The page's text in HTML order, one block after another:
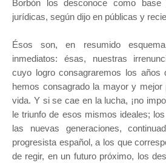
Borbón los desconoce como base
jurídicas, según dijo en públicas y
Ésos son, en resumido
inmediatos: ésas, nuestras
cuyo logro consagraremos los años
hemos consagrado la mayor y
vida. Y si se cae en la lucha, ¡no
le triunfo de esos mismos ideales;
las nuevas generaciones,
progresista español, a los que
de regir, en un futuro próximo, los